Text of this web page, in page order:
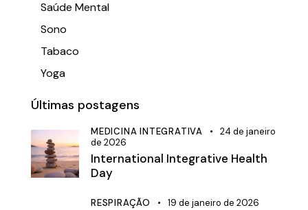
Saúde Mental
Sono
Tabaco
Yoga
Últimas postagens
MEDICINA INTEGRATIVA
24 de janeiro
de 2026
International Integrative Health
Day
RESPIRAÇÃO 19 de janeiro de 2026